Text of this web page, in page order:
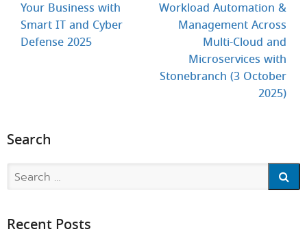
Your Business with
Smart IT and Cyber
Defense 2025
Workload Automation &
Management Across
Multi-Cloud and
Microservices with
Stonebranch (3 October
2025)
Search
Search
Recent Posts